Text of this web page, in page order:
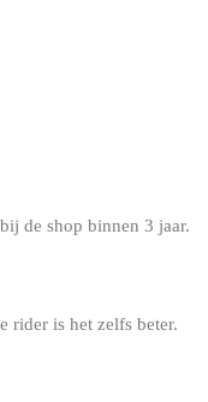
de shop binnen 3 jaar.
rider is het zelfs beter.